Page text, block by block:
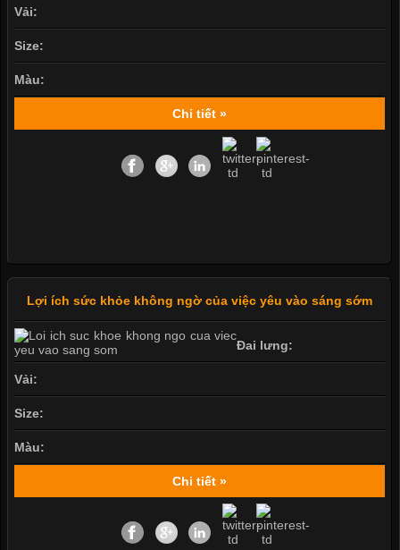
Vải:
Size:
Màu:
Chi tiết »
Lợi ích sức khỏe không ngờ của việc yêu vào sáng sớm
Đai lưng:
Vải:
Size:
Màu:
Chi tiết »